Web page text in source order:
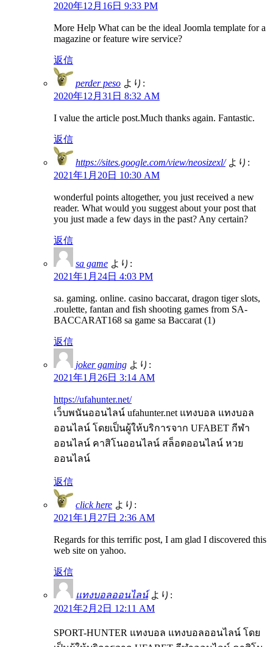
2020年12月16日 9:33 PM
More Help What can be the ideal Joomla template for a
magazine or feature wire service?
返信
perder peso より:
2020年12月31日 8:32 AM
I value the article post.Much thanks again. Fantastic.
返信
https://sites.google.com/view/neosizexl/ より:
2021年1月20日 10:30 AM
wonderful points altogether, you just received a new
reader. What would you suggest about your post that
you just made a few days in the past? Any certain?
返信
sa game より:
2021年1月24日 4:03 PM
sa. gaming. online. casino baccarat, dragon tiger slots,
.roulette, fantan and fish shooting games from SA-
BACCARAT168 sa game sa Baccarat (1)
返信
joker gaming より:
2021年1月26日 3:14 AM
https://ufahunter.net/
เว็บพนันออนไลน์ ufahunter.net แทงบอล แทงบอล
ออนไลน์ โดยเป็นผู้ให้บริการจาก UFABET กีฬา
ออนไลน์ คาสิโนออนไลน์ สล็อตออนไลน์ หวย
ออนไลน์
返信
click here より:
2021年1月27日 2:36 AM
Regards for this terrific post, I am glad I discovered this
web site on yahoo.
返信
แทงบอลออนไลน์ より:
2021年2月2日 12:11 AM
SPORT-HUNTER แทงบอล แทงบอลออนไลน์ โดย